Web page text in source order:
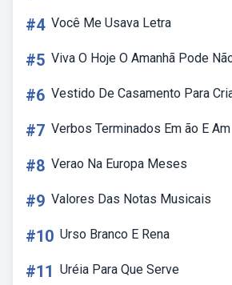
#4 Você Me Usava Letra
#5 Viva O Hoje O Amanhã Pode
#6 Vestido De Casamento Para
#7 Verbos Terminados Em ão E Am
#8 Verao Na Europa Meses
#9 Valores Das Notas Musicais
#10 Urso Branco E Rena
#11 Uréia Para Que Serve